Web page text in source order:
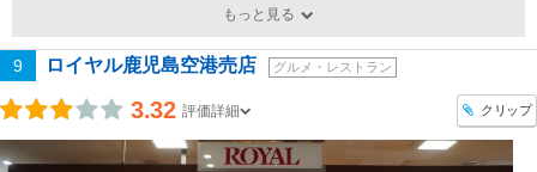
もっと見る
9 ロイヤル鹿児島空港売店 グルメ・レストラン
3.32 評価詳細 クリップ